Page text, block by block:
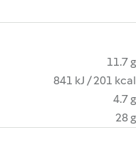
11.7 g
841 kJ / 201 kcal
4.7 g
28 g